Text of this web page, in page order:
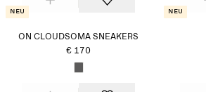
Neu
ON CLOUDSOMA SNEAKERS
€ 170
Neu